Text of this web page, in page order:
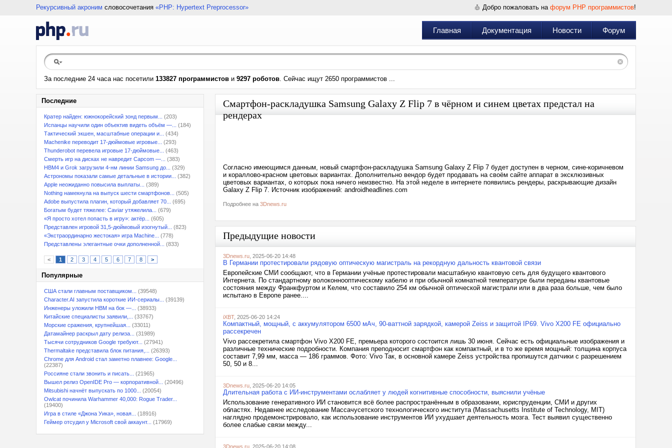
Рекурсивный акроним словосочетания «PHP: Hypertext Preprocessor» Добро пожаловать на форум PHP программистов!
Главная Документация Новости Форум
За последние 24 часа нас посетили 133827 программистов и 9297 роботов. Сейчас ищут 2650 программистов ...
Последние
Кратер найден: южнокорейский зонд первым...
(203)
Испанцы научили один объектив видеть объём —...
(184)
Тактический экшен, масштабные операции и...
(434)
Machenike переводит 17-дюймовые игровые...
(293)
Thunderobot перевела игровые 17-дюймовые...
(463)
Смерть игр на дисках не навредит Capcom —...
(383)
HBM4 и Grok загрузили 4-нм линии Samsung до...
(329)
Астрономы показали самые детальные в истории...
(382)
Apple неожиданно повысила выплаты...
(389)
Nothing намекнула на выпуск шести смартфонов...
(505)
Adobe выпустила плагин, который добавляет 70...
(695)
Богатым будет тяжелее: Caviar утяжелила...
(679)
«Я просто хотел попасть в игру»: актёр...
(605)
Представлен игровой 31,5-дюймовый изогнутый...
(823)
«Экстраординарно жестокая» игра Machine...
(778)
Представлены элегантные очки дополненной...
(833)
< 1 2 3 4 5 6 7 8 >
Популярные
США стали главным поставщиком...
(39548)
Character.AI запустила короткие ИИ-сериалы...
(39139)
Инженеры уложили HBM на бок —...
(38933)
Китайские специалисты заявили,...
(33767)
Морские сражения, крупнейшая...
(33011)
Датамайнер раскрыл дату релиза...
(31989)
Тысячи сотрудников Google требуют...
(27941)
Thermaltake представила блок питания,...
(26393)
Chrome для Android стал заметно плавнее: Google...
(22387)
Россияне стали звонить и писать...
(21965)
Вышел релиз OpenIDE Pro — корпоративной...
(20496)
Mitsubishi начнёт выпускать по 1000...
(20054)
Owlcat починила Warhammer 40,000: Rogue Trader...
(19400)
Игра в стиле «Джона Уика», новая...
(18916)
Геймер отсудил у Microsoft свой аккаунт...
(17969)
Смартфон-раскладушка Samsung Galaxy Z Flip 7 в чёрном и синем цветах предстал на
рендерах
Согласно имеющимся данным, новый смартфон-раскладушка Samsung Galaxy Z Flip 7 будет доступен в черном, сине-коричневом
и кораллово-красном цветовых вариантах. Дополнительно вендор будет продавать на своём сайте аппарат в эксклюзивных
цветовых вариантах, о которых пока ничего неизвестно. На этой неделе в интернете появились рендеры, раскрывающие дизайн
Galaxy Z Flip 7. Источник изображений: androidheadlines.com
Подробнее на 3Dnews.ru
Предыдущие новости
3Dnews.ru , 2025-06-20 14:48
В Германии протестировали рядовую оптическую магистраль на рекордную дальность квантовой связи
Европейские СМИ сообщают, что в Германии учёные протестировали масштабную квантовую сеть для будущего квантового
Интернета. По стандартному волоконнооптическому кабелю и при обычной комнатной температуре были переданы квантовые
состояния между Франкфуртом и Келем, что составило 254 км обычной оптической магистрали или в два раза больше, чем было
испытано в Европе ранее....
iXBT, 2025-06-20 14:24
Компактный, мощный, с аккумулятором 6500 мАч, 90-ваттной зарядкой, камерой Zeiss и защитой IP69. Vivo X200 FE официально
рассекречен
Vivo рассекретила смартфон Vivo X200 FE, премьера которого состоится лишь 30 июня. Сейчас есть официальные изображения и
различные технические подробности. Компания преподносит смартфон как компактный, и в то же время мощный: толщина корпуса
составит 7,99 мм, масса — 186 граммов. Фото: Vivo Так, в основной камере Zeiss устройства пропишутся датчики с разрешением
50, 50 и 8...
3Dnews.ru , 2025-06-20 14:05
Длительная работа с ИИ-инструментами ослабляет у людей когнитивные способности, выяснили учёные
Использование генеративного ИИ становится всё более распространённым в образовании, юриспруденции, СМИ и других
областях. Недавнее исследование Массачусетского технологического института (Massachusetts Institute of Technology, MIT)
наглядно продемонстрировало, как использование инструментов ИИ ухудшает деятельность мозга. Тест выявил существенно
более слабые связи между...
3Dnews.ru , 2025-06-20 14:08